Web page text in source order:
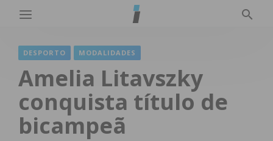
DESPORTO MODALIDADES
Amelia Litavszky
conquista título de
bicampeã